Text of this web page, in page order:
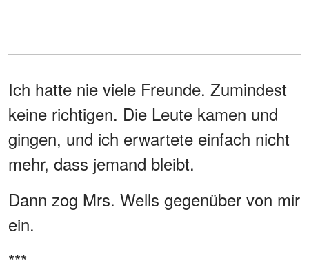
Ich hatte nie viele Freunde. Zumindest
keine richtigen. Die Leute kamen und
gingen, und ich erwartete einfach nicht
mehr, dass jemand bleibt.
Dann zog Mrs. Wells gegenüber von mir
ein.
***